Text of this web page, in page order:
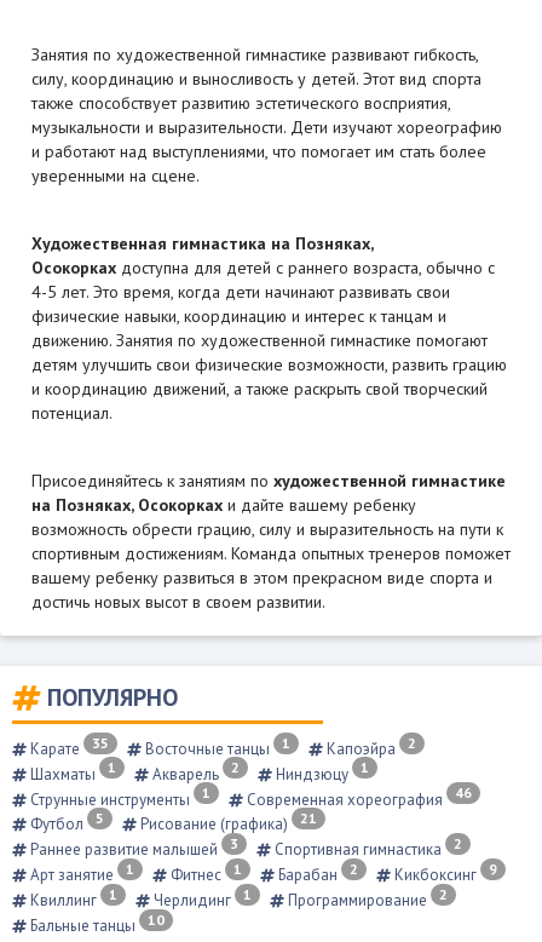
ПОПУЛЯРНО
Карате 35 Восточные танцы 1 Капоэйра 2
Шахматы 1 Акварель 2 Ниндзюцу 1
Струнные инструменты 1 Современная хореография 46
Футбол 5 Рисование (графика) 21
Раннее развитие малышей 3 Спортивная гимнастика 2
Арт занятие 1 Фитнес 1 Барабан 2 Кикбоксинг 9
Квиллинг 1 Черлидинг 1 Программирование 2
Бальные танцы 10
Занятия по художественной гимнастике развивают гибкость,
силу, координацию и выносливость у детей. Этот вид спорта
также способствует развитию эстетического восприятия,
музыкальности и выразительности. Дети изучают хореографию
и работают над выступлениями, что помогает им стать более
уверенными на сцене.
Художественная гимнастика на Позняках,
Осокорках доступна для детей с раннего возраста, обычно с
4-5 лет. Это время, когда дети начинают развивать свои
физические навыки, координацию и интерес к танцам и
движению. Занятия по художественной гимнастике помогают
детям улучшить свои физические возможности, развить грацию
и координацию движений, а также раскрыть свой творческий
потенциал.
Присоединяйтесь к занятиям по художественной гимнастике
на Позняках, Осокорках и дайте вашему ребенку
возможность обрести грацию, силу и выразительность на пути к
спортивным достижениям. Команда опытных тренеров поможет
вашему ребенку развиться в этом прекрасном виде спорта и
достичь новых высот в своем развитии.